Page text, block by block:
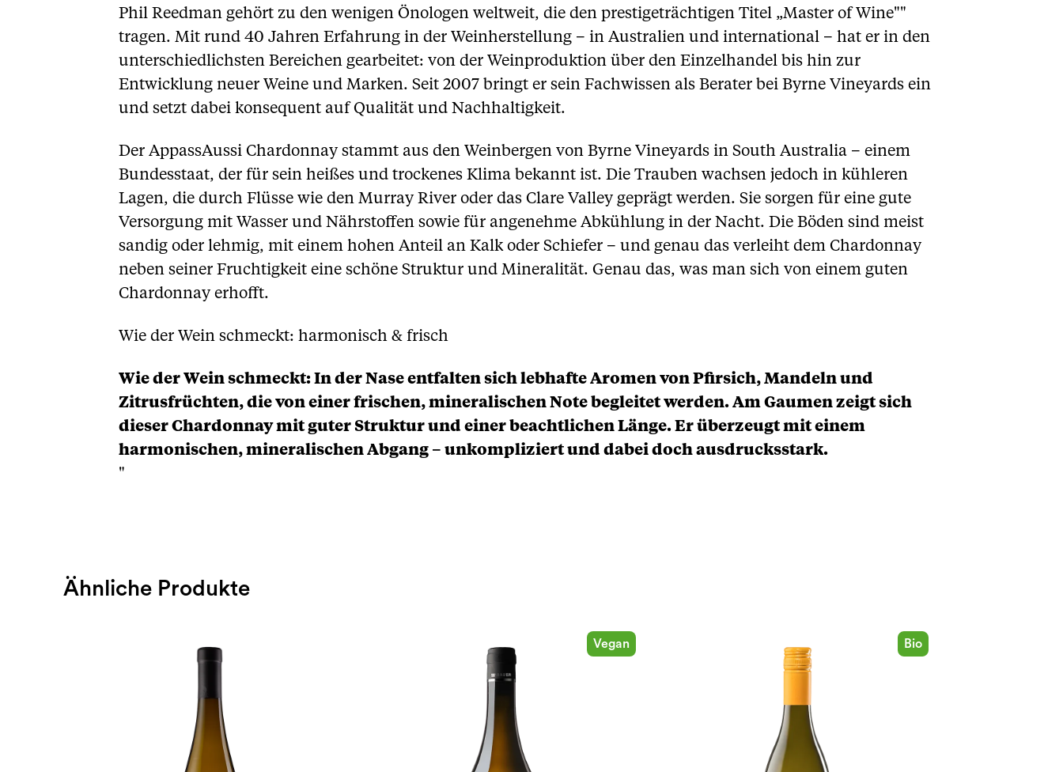
Phil Reedman gehört zu den wenigen Önologen weltweit, die den prestigeträchtigen Titel „Master of Wine""
tragen. Mit rund 40 Jahren Erfahrung in der Weinherstellung – in Australien und international – hat er in den
unterschiedlichsten Bereichen gearbeitet: von der Weinproduktion über den Einzelhandel bis hin zur
Entwicklung neuer Weine und Marken. Seit 2007 bringt er sein Fachwissen als Berater bei Byrne Vineyards ein
und setzt dabei konsequent auf Qualität und Nachhaltigkeit.
Der AppassAussi Chardonnay stammt aus den Weinbergen von Byrne Vineyards in South Australia – einem
Bundesstaat, der für sein heißes und trockenes Klima bekannt ist. Die Trauben wachsen jedoch in kühleren
Lagen, die durch Flüsse wie den Murray River oder das Clare Valley geprägt werden. Sie sorgen für eine gute
Versorgung mit Wasser und Nährstoffen sowie für angenehme Abkühlung in der Nacht. Die Böden sind meist
sandig oder lehmig, mit einem hohen Anteil an Kalk oder Schiefer – und genau das verleiht dem Chardonnay
neben seiner Fruchtigkeit eine schöne Struktur und Mineralität. Genau das, was man sich von einem guten
Chardonnay erhofft.
Wie der Wein schmeckt: harmonisch & frisch
Wie der Wein schmeckt: In der Nase entfalten sich lebhafte Aromen von Pfirsich, Mandeln und
Zitrusfrüchten, die von einer frischen, mineralischen Note begleitet werden. Am Gaumen zeigt sich
dieser Chardonnay mit guter Struktur und einer beachtlichen Länge. Er überzeugt mit einem
harmonischen, mineralischen Abgang – unkompliziert und dabei doch ausdrucksstark.
"
Ähnliche Produkte
Vegan Bio